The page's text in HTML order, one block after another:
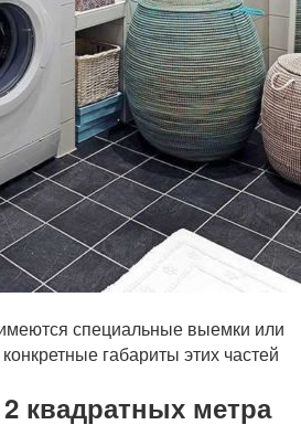
специальные выемки или
габариты этих частей
квадратных метра